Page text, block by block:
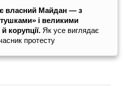
власний Майдан — з
і великими
корупції. Як усе виглядає
протесту